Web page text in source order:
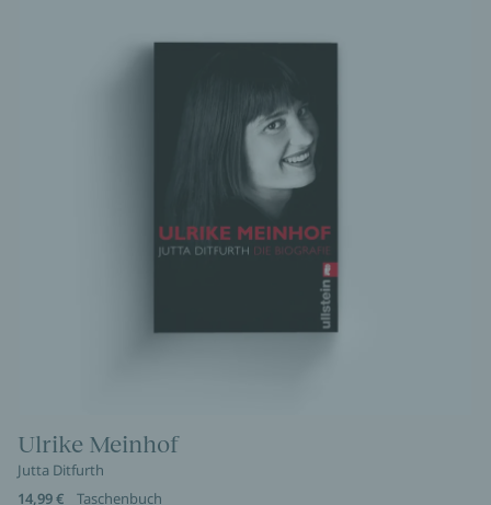
Ulrike Meinhof
Jutta Ditfurth
14,99 €
Taschenbuch